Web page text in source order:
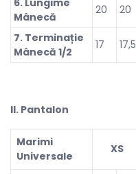
Mânecă
20 20
7. Terminație
Mânecă 1/2
17 17,5
ll. Pantalon
Marimi
Universale
XS